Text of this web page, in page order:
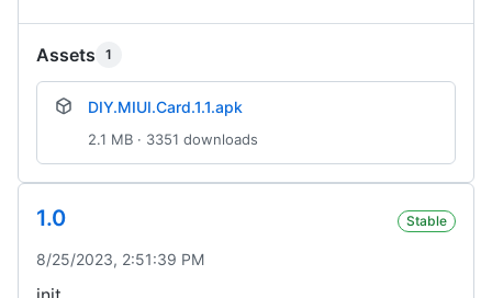
Assets 1
DIY.MIUI.Card.1.1.apk
2.1 MB · 3351 downloads
1.0 Stable
8/25/2023, 2:51:39 PM